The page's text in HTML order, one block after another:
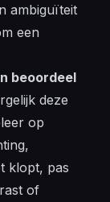
ambiguïteit
een
beoordeel
deze
op
klopt, pas
of